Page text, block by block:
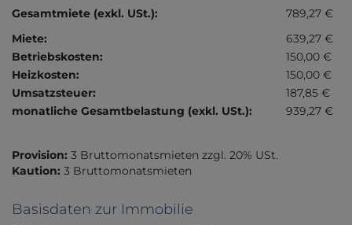
Gesamtmiete (exkl. USt.):
789,27 €
Miete:
639,27 €
Betriebskosten:
150,00 €
Heizkosten:
150,00 €
Umsatzsteuer:
187,85 €
monatliche Gesamtbelastung (exkl. USt.):
939,27 €
Provision: 3 Bruttomonatsmieten zzgl. 20% USt.
Kaution: 3 Bruttomonatsmieten
Basisdaten zur Immobilie